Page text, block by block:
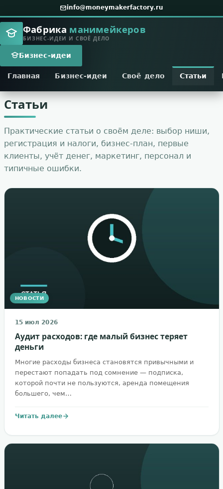
info@moneymakerfactory.ru
Фабрика манимейкеров
БИЗНЕС-ИДЕИ И СВОЁ ДЕЛО
Главная Бизнес-идеи Своё дело Статьи
Бизнес-идеи
Статьи
Практические статьи о своём деле: выбор ниши,
регистрация и налоги, бизнес-план, первые
клиенты, учёт денег, маркетинг, персонал и
типичные ошибки.
НОВОСТИ
15 июл 2026
Аудит расходов: где малый бизнес теряет
деньги
Многие расходы бизнеса становятся привычными и
перестают попадать под сомнение — подписка,
которой почти не пользуются, аренда помещения
большего, чем…
Читать далее